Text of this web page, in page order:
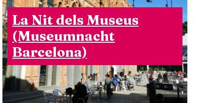
La Nit dels Museus
(Museumnacht
Barcelona)